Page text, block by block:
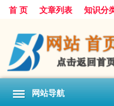
首 页 文章列表 知识分
网站导航